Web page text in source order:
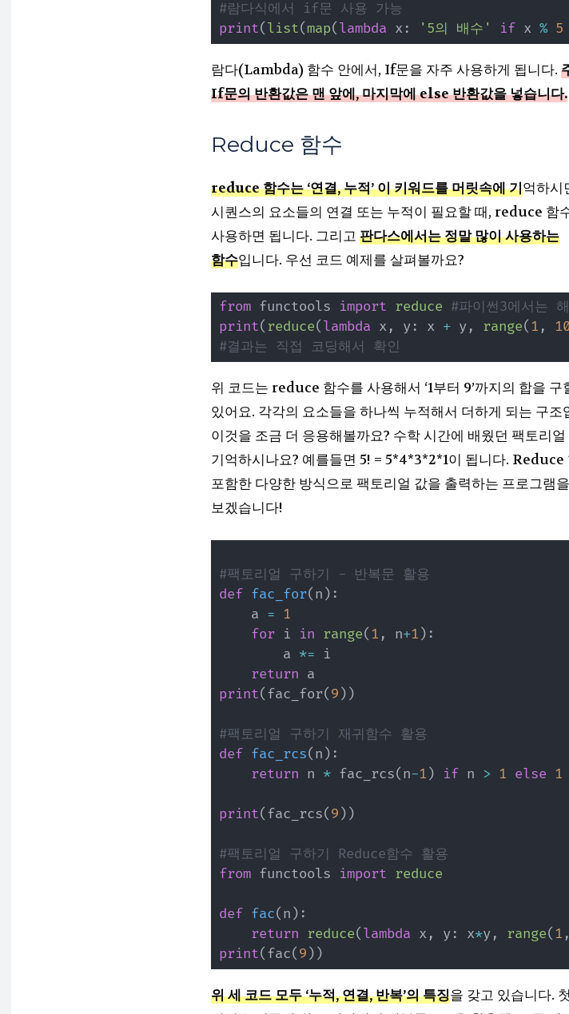
#람다식에서 if문 사용 가능
print(list(map(lambda x: '5의 배수' if x % 5
람다(Lambda) 함수 안에서, If문을 자주 사용하게 됩니다.
If문의 반환값은 맨 앞에, 마지막에 else 반환값을 넣습니다.
Reduce 함수
reduce 함수는 ‘연결, 누적’ 이 키워드를 머릿속에 기억하시
시퀀스의 요소들의 연결 또는 누적이 필요할 때, reduce 함
사용하면 됩니다. 그리고 판다스에서는 정말 많이 사용하는
함수입니다. 우선 코드 예제를 살펴볼까요?
from functools import reduce #파이썬3에서는
print(reduce(lambda x, y: x + y, range( 1 , 10
#결과는 직접 코딩해서 확인
위 코드는 reduce 함수를 사용해서 ‘1부터 9’까지의 합을 구
있어요. 각각의 요소들을 하나씩 누적해서 더하게 되는 구조
이것을 조금 더 응용해볼까요? 수학 시간에 배웠던 팩토리얼
기억하시나요? 예를들면 5! = 5*4*3*2*1이 됩니다. Reduce
포함한 다양한 방식으로 팩토리얼 값을 출력하는 프로그램
보겠습니다!
#팩토리얼 구하기 - 반복문 활용
def fac_for(n ) :
    a
=
1
for i in range( 1 , n+1 ) :
        a
*= i
return
print(fac_for(9 ) )
#팩토리얼 구하기 재귀함수 활용
def fac_rcs(n ) :
return n * fac_rcs(n-1 ) if n > 1 else 1
print(fac_rcs(9 ) )
#팩토리얼 구하기 Reduce함수 활용
from functools import reduce
def fac(n ) :
return reduce(lambda x, y: x*y, range( 1 ,
print(fac(9 ) )
위 세 코드 모두 ‘누적, 연결, 반복’의 특징을 갖고 있습니다.